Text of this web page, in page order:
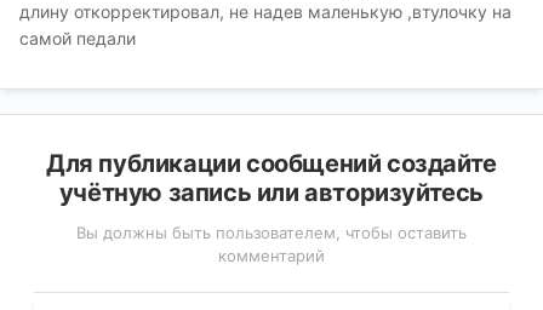
длину откорректировал, не надев маленькую ,втулочку на
самой педали
Для публикации сообщений создайте
учётную запись или авторизуйтесь
Вы должны быть пользователем, чтобы оставить
комментарий